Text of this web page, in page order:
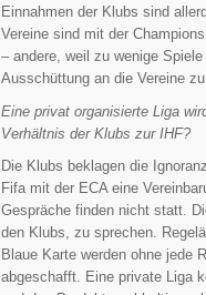
Einnahmen der Klubs sind
Vereine sind mit der
– andere, weil zu wenige
Ausschüttung an die Vereine
Eine privat organisierte Liga
Verhältnis der Klubs zur IHF?
Die Klubs beklagen die
Fifa mit der ECA eine
Gespräche finden nicht statt.
den Klubs, zu sprechen.
Blaue Karte werden ohne jede
abgeschafft. Eine private Liga